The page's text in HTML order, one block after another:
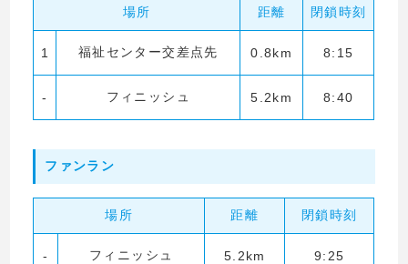
場所 距離 閉鎖時刻
1 福祉センター交差点先 0.8km 8:15
- フィニッシュ 5.2km 8:40
ファンラン
場所 距離 閉鎖時刻
- フィニッシュ 5.2km 9:25